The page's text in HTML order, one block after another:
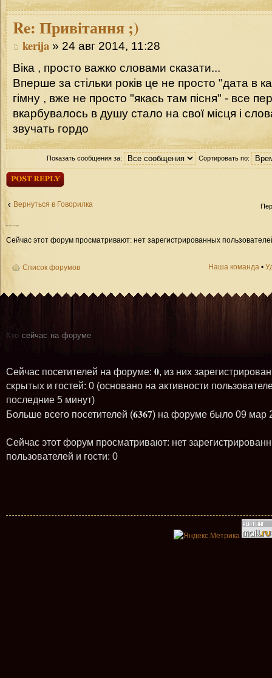
Re: Привітання ;)
kerija » 24 авг 2014, 11:28
Віка , просто важко словами сказати...
Вперше за стільки років це не просто "дата в
гімну , вже не просто "якась там пісня" - все
вкарбувалось в душу стало на свої місця і
звучать гордо
Показать сообщения за: Сортировать по:
Ответить
Вернуться в Говорилка
Кто сейчас на форуме
Сейчас этот форум просматривают: нет зарегистрированных
Список форумов Наша команда •
Кто сейчас на форуме
Сейчас посетителей на форуме: 0, из них
скрытых и гостей: 0 (основано на активности
последние 5 минут)
Больше всего посетителей (6367) на форуме было 09 мар
Сейчас этот форум просматривают: нет
пользователей и гости: 0